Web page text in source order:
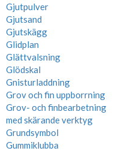
Gjutpulver
Gjutsand
Gjutskägg
Glidplan
Glättvalsning
Glödskal
Gnisturladdning
Grov och fin uppborrning
Grov- och finbearbetning
med skärande verktyg
Grundsymbol
Gummiklubba